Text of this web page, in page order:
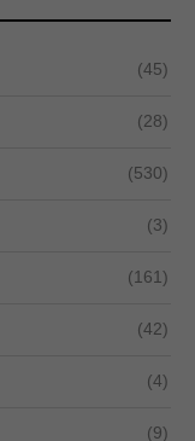
(45)
(28)
(530)
(3)
(161)
(42)
(4)
(9)